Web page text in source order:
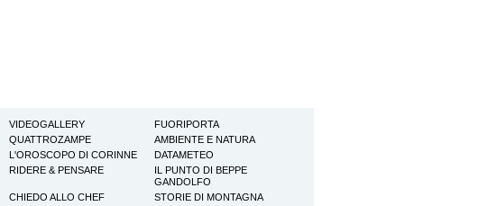
VIDEOGALLERY
FUORIPORTA
QUATTROZAMPE
AMBIENTE E NATURA
L'OROSCOPO DI CORINNE
DATAMETEO
RIDERE & PENSARE
IL PUNTO DI BEPPE
GANDOLFO
CHIEDO ALLO CHEF
STORIE DI MONTAGNA